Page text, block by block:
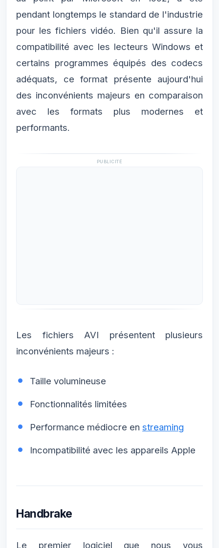
pendant longtemps le standard de l'industrie
pour les fichiers vidéo. Bien qu'il assure la
compatibilité avec les lecteurs Windows et
certains programmes équipés des codecs
adéquats, ce format présente aujourd'hui
des inconvénients majeurs en comparaison
avec les formats plus modernes et
performants.
PUBLICITÉ
Les fichiers AVI présentent plusieurs
inconvénients majeurs :
Taille volumineuse
Fonctionnalités limitées
Performance médiocre en streaming
Incompatibilité avec les appareils Apple
Handbrake
Le premier logiciel que nous vous